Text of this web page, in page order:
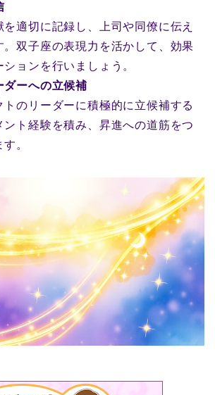
適切に記録し、上司や同僚に伝え
。双子座の表現力を活かして、効果
ョンを行いましょう。
ダーへの立候補
トのリーダーに積極的に立候補する
ント経験を積み、昇進への道筋をつ
。